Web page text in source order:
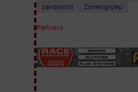
zandvoort
Zomergroep
Partners